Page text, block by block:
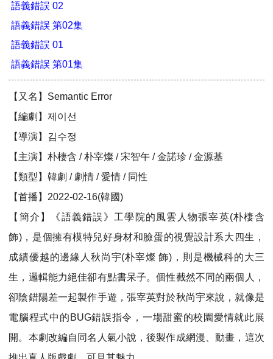
語義錯誤 02
語義錯誤 第02集
語義錯誤 01
語義錯誤 第01集
【又名】Semantic Error
【編劇】제이선
【導演】김수정
【主演】朴棲含 / 朴宰燦 / 宋智午 / 金諾珍 / 金源基
【類型】韓劇 / 劇情 / 愛情 / 同性
【首播】2022-02-16(韓國)
【簡介】《語義錯誤》工學院的風雲人物張宰英(朴棲含
飾)，是個擁有模特兒好身材和臉蛋的視覺設計系大四生，
成績優越的邊緣人秋尚宇(朴宰燦 飾)，則是機械科的大三
生，邏輯能力絕佳卻有點書呆子。個性截然不同的兩個人，
卻陰錯陽差一起製作手遊，張宰英對於秋尚宇來說，就像是
電腦程式中的BUG錯誤指令，一場甜蜜的校園愛情就此展
開。本劇改編自同名人氣小說，後製作成網漫、動畫，這次